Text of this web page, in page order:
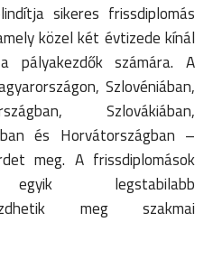
sikeres frissdiplomás
közel két évtizede kínál
pályakezdők számára. A
Szlovéniában,
Szlovákiában,
és Horvátországban –
meg. A frissdiplomások
egyik legstabilabb
meg szakmai